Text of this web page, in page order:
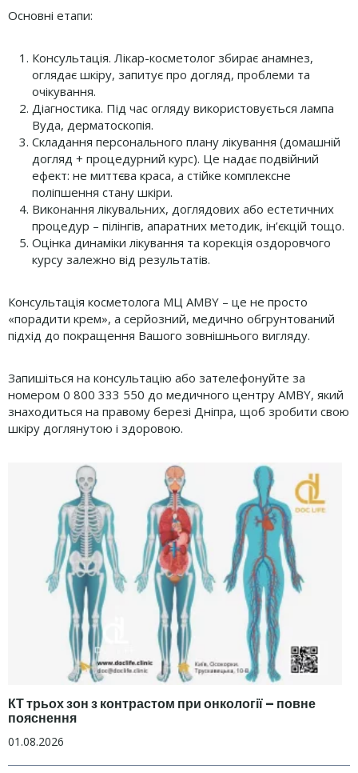
Основні етапи:
Консультація. Лікар-косметолог збирає анамнез,
оглядає шкіру, запитує про догляд, проблеми та
очікування.
Діагностика. Під час огляду використовується лампа
Вуда, дерматоскопія.
Складання персонального плану лікування (домашній
догляд + процедурний курс). Це надає подвійний
ефект: не миттєва краса, а стійке комплексне
поліпшення стану шкіри.
Виконання лікувальних, доглядових або естетичних
процедур – пілінгів, апаратних методик, ін’єкцій тощо.
Оцінка динаміки лікування та корекція оздоровчого
курсу залежно від результатів.
Консультація косметолога МЦ AMBY – це не просто
«порадити крем», а серйозний, медично обгрунтований
підхід до покращення Вашого зовнішнього вигляду.
Запишіться на консультацію або зателефонуйте за
номером 0 800 333 550 до медичного центру AMBY, який
знаходиться на правому березі Дніпра, щоб зробити свою
шкіру доглянутою і здоровою.
КТ трьох зон з контрастом при онкології – повне
пояснення
01.08.2026